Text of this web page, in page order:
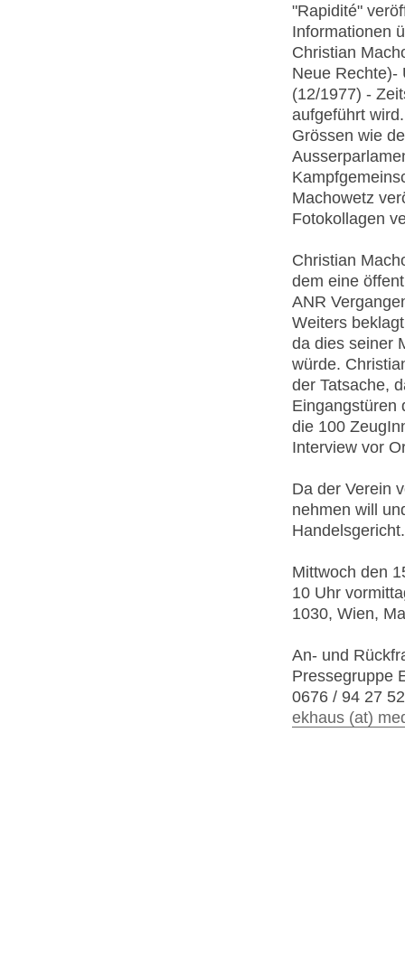
"Rapidité"
Informationen
Christian
Neue Rechte)-
(12/1977) -
aufgeführt
Grössen wie
Machowetz
Fotokollagen
Christian
dem eine
ANR
Weiters
da dies seiner
würde.
der Tatsache,
Eingangstüren
die 100
Interview vor
Da der Verein
nehmen will
Mittwoch den
10 Uhr
1030, Wien,
An- und
Pressegruppe
0676 / 94 27
ekhaus (at)